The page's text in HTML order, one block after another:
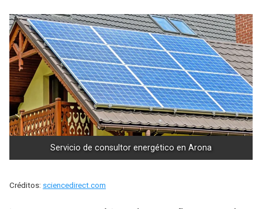
Servicio de consultor energético en Arona
Créditos: sciencedirect.com